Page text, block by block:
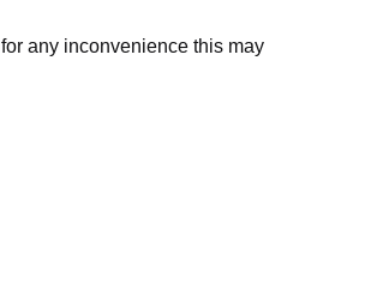
any inconvenience this may